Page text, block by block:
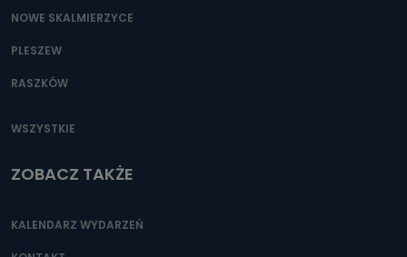
NOWE SKALMIERZYCE
PLESZEW
RASZKÓW
WSZYSTKIE
ZOBACZ TAKŻE
KALENDARZ WYDARZEŃ